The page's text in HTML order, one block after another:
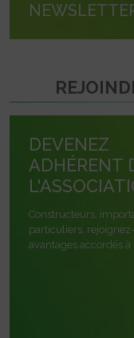
DEVENEZ
ADHÉRENT
Constructeurs,
particuliers,
avantages accordés à